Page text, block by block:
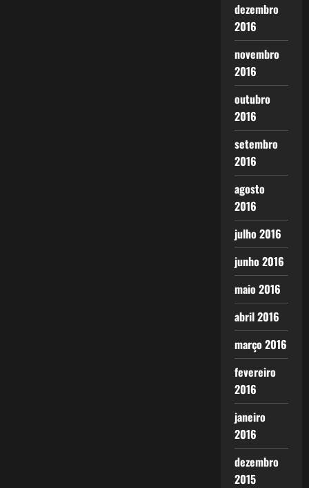
dezembro
2016
novembro
2016
outubro
2016
setembro
2016
agosto
2016
julho 2016
junho 2016
maio 2016
abril 2016
março 2016
fevereiro
2016
janeiro
2016
dezembro
2015